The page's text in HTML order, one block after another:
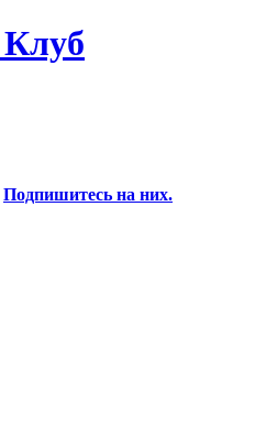
Подпишитесь на них.